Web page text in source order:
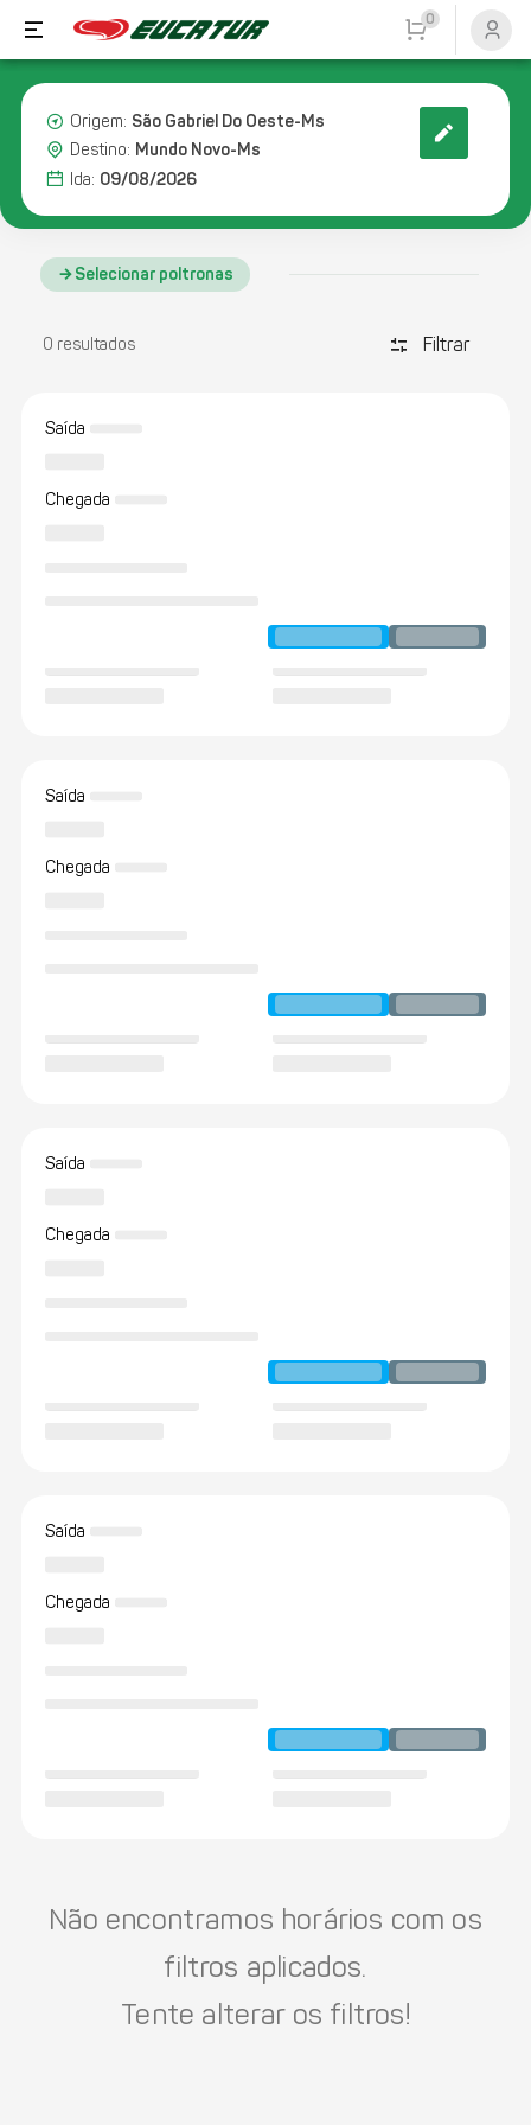
0
Origem: São Gabriel Do Oeste-Ms
Destino: Mundo Novo-Ms
Ida: 09/08/2026
Selecionar poltronas
0 resultados discover_tune Filtrar
Saída
Chegada
Saída
Chegada
Saída
Chegada
Saída
Chegada
Não encontramos horários com os
filtros aplicados.
Tente alterar os filtros!